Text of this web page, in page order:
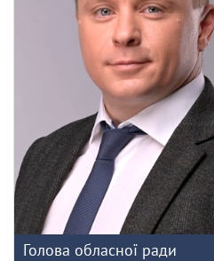
Голова обласної ради